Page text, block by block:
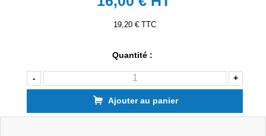
19,20 € TTC
Quantité :
- +
Ajouter au panier